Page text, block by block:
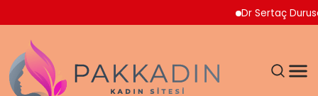
Dr Sertaç Durusoy Multiple